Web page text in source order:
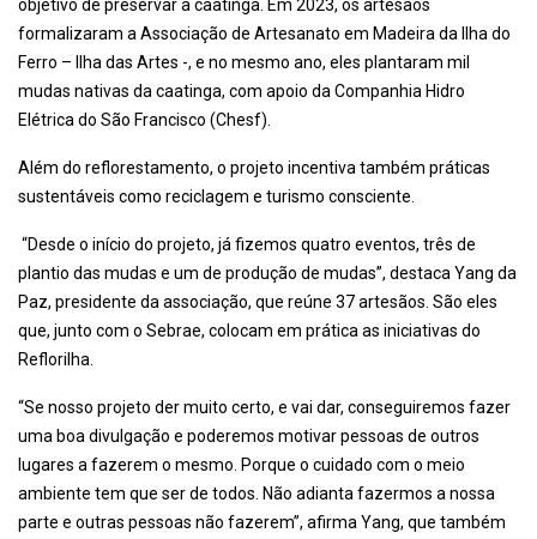
objetivo de preservar a caatinga. Em 2023, os artesãos
formalizaram a Associação de Artesanato em Madeira da Ilha do
Ferro – Ilha das Artes -, e no mesmo ano, eles plantaram mil
mudas nativas da caatinga, com apoio da Companhia Hidro
Elétrica do São Francisco (Chesf).
Além do reflorestamento, o projeto incentiva também práticas
sustentáveis como reciclagem e turismo consciente.
“Desde o início do projeto, já fizemos quatro eventos, três de
plantio das mudas e um de produção de mudas”, destaca Yang da
Paz, presidente da associação, que reúne 37 artesãos. São eles
que, junto com o Sebrae, colocam em prática as iniciativas do
Reflorilha.
“Se nosso projeto der muito certo, e vai dar, conseguiremos fazer
uma boa divulgação e poderemos motivar pessoas de outros
lugares a fazerem o mesmo. Porque o cuidado com o meio
ambiente tem que ser de todos. Não adianta fazermos a nossa
parte e outras pessoas não fazerem”, afirma Yang, que também